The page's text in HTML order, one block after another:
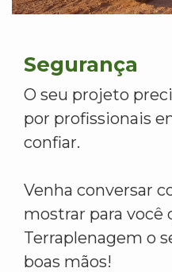
Segurança
O seu projeto
por profissionais
confiar.
Venha conversar
mostrar para você
Terraplenagem o
boas mãos!